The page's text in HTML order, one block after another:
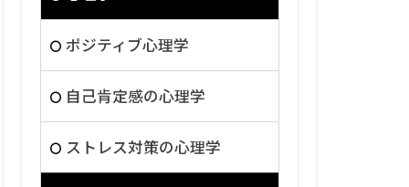
ポジティブ心理学
自己肯定感の心理学
ストレス対策の心理学